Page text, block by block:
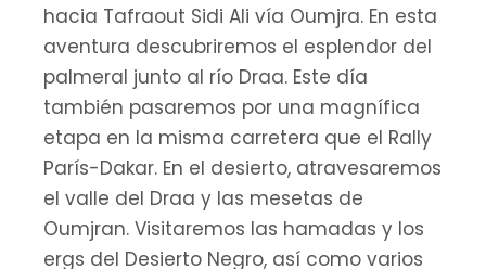
hacia Tafraout Sidi Ali vía Oumjra. En esta
aventura descubriremos el esplendor del
palmeral junto al río Draa. Este día
también pasaremos por una magnífica
etapa en la misma carretera que el Rally
París-Dakar. En el desierto, atravesaremos
el valle del Draa y las mesetas de
Oumjran. Visitaremos las hamadas y los
ergs del Desierto Negro, así como varios